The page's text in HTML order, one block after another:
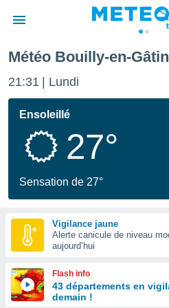
de
Météo Bouilly-en-
21:31 Lundi
Ensoleillé
27°
Sensation de 27°
Vigilance jaune
Alerte canicule de niveau
aujourd’hui
Flash info
43 départements en
demain !